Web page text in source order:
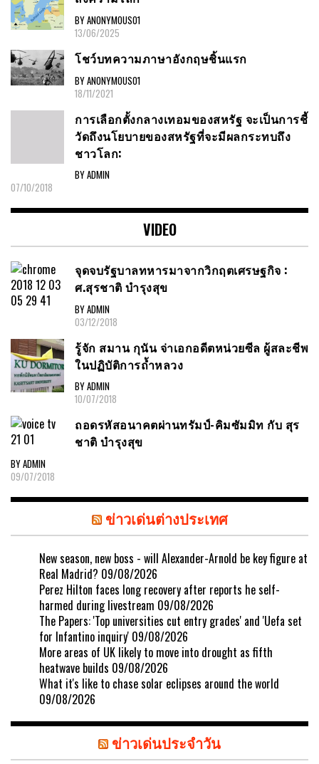
BY ANONYMOUS01
13/06/2025
โชว์บทความภาษาอังกฤษชิ้นแรก
BY ANONYMOUS01
18/11/2021
การเลือกตั้งกลางเทอมของสหรัฐ จะเป็นการชี้
วัดถึงนโยบายของสหรัฐที่จะมีผลกระทบถึง
ชาวโลก:
BY ADMIN
07/10/2018
VIDEO
จุดจบรัฐบาลทหารมาจากวิกฤตเศรษฐกิจ :
ศ.สุรชาติ บำรุงสุข
BY ADMIN
03/12/2018
รู้จัก สมาน กุนัน จ่าเอกอดีตหน่วยซีล ผู้สละชีพ
ในปฏิบัติการถ้ำหลวง
BY ADMIN
10/07/2018
ถอดรหัสอนาคตผ่านทรัมป์-คิมซัมมิท กับ สุร
ชาติ บำรุงสุข
BY ADMIN
09/07/2018
ข่าวเด่นต่างประเทศ
New season, new boss - will Alexander-Arnold be key figure at
Real Madrid? 09/08/2026
Perez Hilton faces long recovery after reports he self-
harmed during livestream 09/08/2026
The Papers: 'Top universities cut entry grades' and 'Uefa set
for Infantino inquiry' 09/08/2026
More areas of UK likely to move into drought as fifth
heatwave builds 09/08/2026
What it's like to chase solar eclipses around the world
09/08/2026
ข่าวเด่นประจำวัน